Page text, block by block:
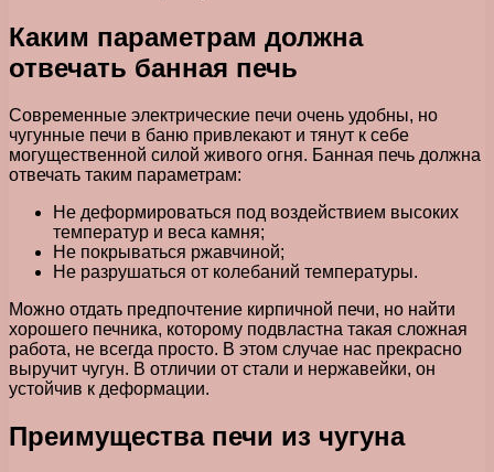
Каким параметрам должна
отвечать банная печь
Современные электрические печи очень удобны, но
чугунные печи в баню привлекают и тянут к себе
могущественной силой живого огня. Банная печь должна
отвечать таким параметрам:
Не деформироваться под воздействием высоких
температур и веса камня;
Не покрываться ржавчиной;
Не разрушаться от колебаний температуры.
Можно отдать предпочтение кирпичной печи, но найти
хорошего печника, которому подвластна такая сложная
работа, не всегда просто. В этом случае нас прекрасно
выручит чугун. В отличии от стали и нержавейки, он
устойчив к деформации.
Преимущества печи из чугуна